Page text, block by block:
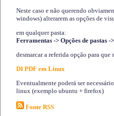
Neste caso e não querendo
windows) alterarem as opções de
em qualquer pasta:
Ferramentas -> Opções de pastas
desmarcar a referida opção para que
DI PDF em Linux
Eventualmente poderá ser
linux (exemplo ubuntu + firefox)
Fonte RSS